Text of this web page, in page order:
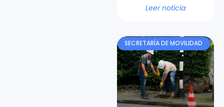
Leer noticia
SECRETARÍA DE MOVILIDAD